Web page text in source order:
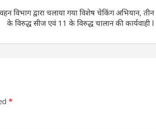
विभाग द्वारा चलाया गया विशेष चेकिंग अभियान, तीन
के विरुद्ध सीज एवं 11 के विरुद्ध चालान की कार्यवाही l
*